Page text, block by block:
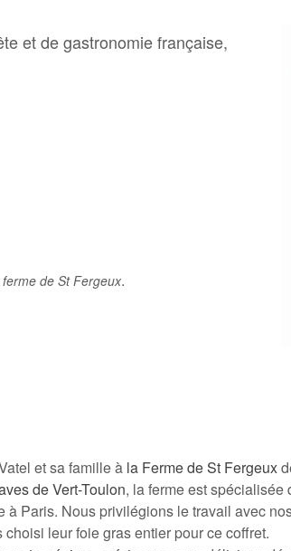
et de gastronomie française,
de St Fergeux.
et sa famille à la Ferme de St Fergeux
de Vert-Toulon, la ferme est
Paris. Nous privilégions le travail avec
choisi leur foie gras entier pour ce coffret.